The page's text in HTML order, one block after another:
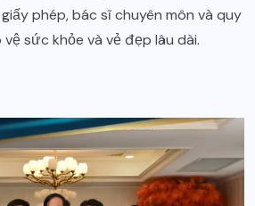
phép, bác sĩ chuyên môn và quy
sức khỏe và vẻ đẹp lâu dài.